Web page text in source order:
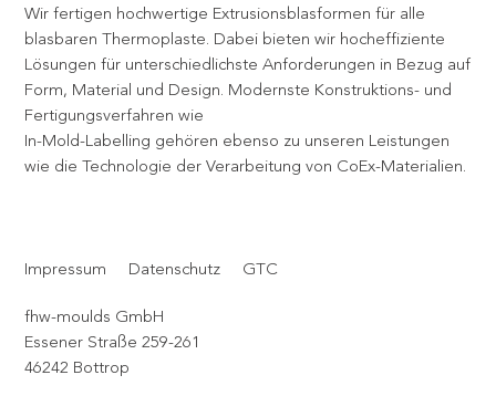
Wir fertigen hochwertige Extrusionsblasformen für alle
blasbaren Thermoplaste. Dabei bieten wir hocheffiziente
Lösungen für unterschiedlichste Anforderungen in Bezug auf
Form, Material und Design. Modernste Konstruktions- und
Fertigungsverfahren wie
In-Mold-Labelling gehören ebenso zu unseren Leistungen
wie die Technologie der Verarbeitung von CoEx-Materialien.
fhw-moulds GmbH
Essener Straße 259-261
46242 Bottrop
Impressum Datenschutz GTC